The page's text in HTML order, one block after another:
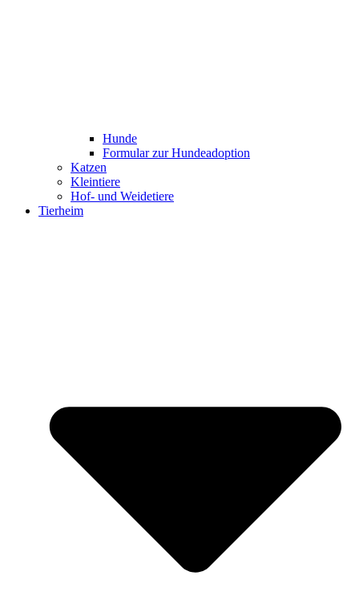
Hunde
Formular zur Hundeadoption
Katzen
Kleintiere
Hof- und Weidetiere
Tierheim